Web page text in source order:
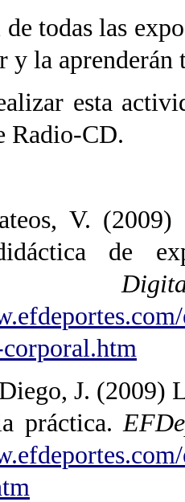
todas las
y la aprenderán
esta
Radio-CD.
V. (2009)
de
J. (2009)
práctica.